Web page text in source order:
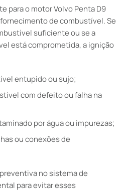
para o motor Volvo Penta D9
de combustível. Se
suficiente ou se a
está comprometida, a ignição
entupido ou sujo;
com defeito ou falha na
por água ou impurezas;
ou conexões de
no sistema de
para evitar esses